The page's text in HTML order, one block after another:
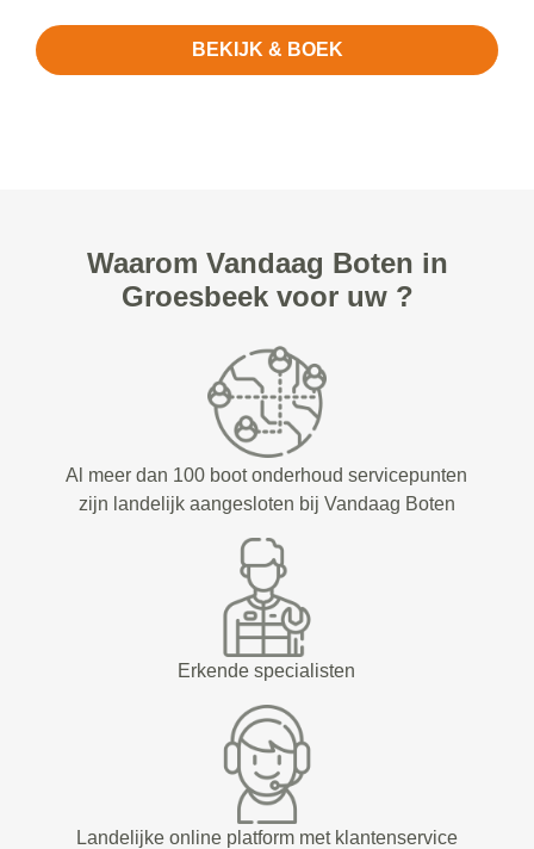
BEKIJK & BOEK
Waarom Vandaag Boten in
Groesbeek voor uw ?
Al meer dan 100 boot onderhoud servicepunten
zijn landelijk aangesloten bij Vandaag Boten
Erkende specialisten
Landelijke online platform met klantenservice